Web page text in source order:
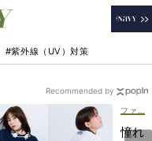
#紫外線（UV）対策
憧れ
Recommended by